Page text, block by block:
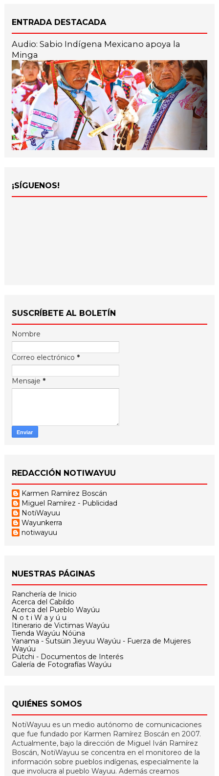
ENTRADA DESTACADA
Audio: Sabio Indígena Mexicano apoya la
Minga
¡SÍGUENOS!
SUSCRÍBETE AL BOLETÍN
Nombre
Correo electrónico *
Mensaje *
REDACCIÓN NOTIWAYUU
Karmen Ramírez Boscán
Miguel Ramírez - Publicidad
NotiWayuu
Wayunkerra
notiwayuu
NUESTRAS PÁGINAS
Ranchería de Inicio
Acerca del Cabildo
Acerca del Pueblo Wayúu
N o t i W a y ú u
Itinerario de Victimas Wayúu
Tienda Wayúu Nóüna
Yanama - Sutsüin Jieyuu Wayúu - Fuerza de Mujeres
Wayúu
Pütchi - Documentos de Interés
Galería de Fotografías Wayúu
QUIÉNES SOMOS
NotiWayuu es un medio autónomo de comunicaciones
que fue fundado por Karmen Ramírez Boscán en 2007.
Actualmente, bajo la dirección de Miguel Iván Ramírez
Boscán, NotiWayuu se concentra en el monitoreo de la
información sobre pueblos indígenas, especialmente la
que involucra al pueblo Wayuu. Además creamos